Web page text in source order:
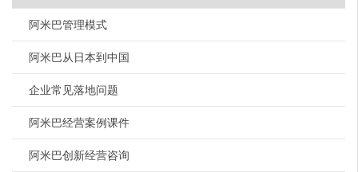
阿米巴管理模式
阿米巴从日本到中国
企业常见落地问题
阿米巴经营案例课件
阿米巴创新经营咨询